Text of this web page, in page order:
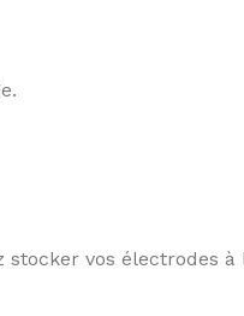
vos électrodes